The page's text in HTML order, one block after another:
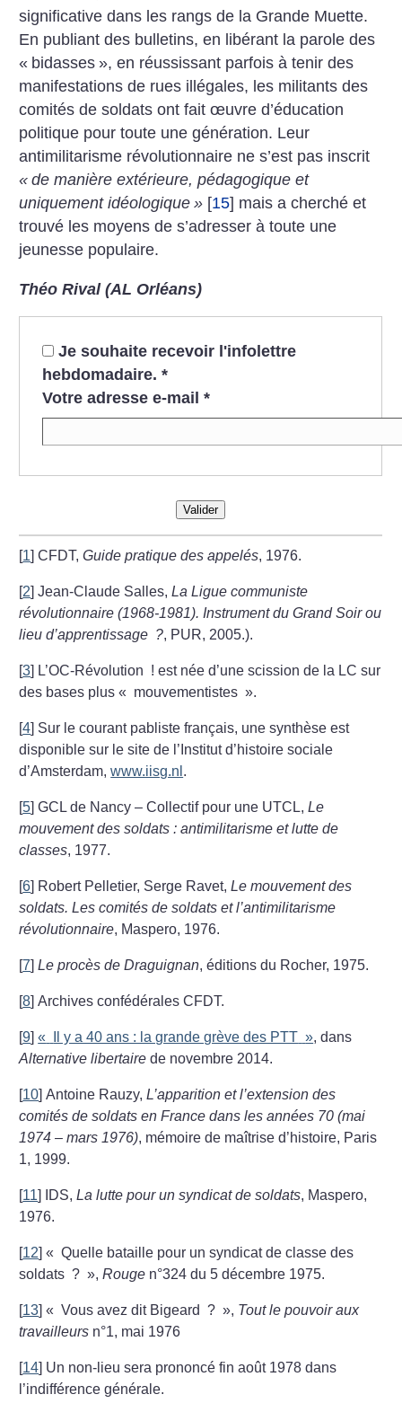
significative dans les rangs de la Grande Muette.
En publiant des bulletins, en libérant la parole des
« bidasses », en réussissant parfois à tenir des
manifestations de rues illégales, les militants des
comités de soldats ont fait œuvre d’éducation
politique pour toute une génération. Leur
antimilitarisme révolutionnaire ne s’est pas inscrit
« de manière extérieure, pédagogique et
uniquement idéologique » [15] mais a cherché et
trouvé les moyens de s’adresser à toute une
jeunesse populaire.
Théo Rival (AL Orléans)
Je souhaite recevoir l'infolettre
hebdomadaire. *
Votre adresse e-mail *
Valider
[1]CFDT,Guide pratique des appelés, 1976.
[2]Jean-Claude Salles,La Ligue communiste
révolutionnaire (1968-1981). Instrument du Grand Soir ou
lieu d’apprentissage ?, PUR, 2005.).
[3] L’OC-Révolution ! est née d’une scission de la LC sur
des bases plus « mouvementistes ».
[4] Sur le courant pabliste français, une synthèse est
disponible sur le site de l’Institut d’histoire sociale
d’Amsterdam,www.iisg.nl .
[5]GCL de Nancy – Collectif pour une UTCL,Le
mouvement des soldats : antimilitarisme et lutte de
classes, 1977.
[6] Robert Pelletier, Serge Ravet,Le mouvement des
soldats. Les comités de soldats et l’antimilitarisme
révolutionnaire, Maspero, 1976.
[7]Le procès de Draguignan, éditions du Rocher, 1975.
[8]Archives confédérales CFDT.
[9]« Il y a 40 ans : la grande grève des PTT », dans
Alternative libertaire de novembre 2014.
[10]Antoine Rauzy, L’apparition et l’extension des
comités de soldats en France dans les années 70 (mai
1974 – mars 1976), mémoire de maîtrise d’histoire, Paris
1, 1999.
[11] IDS,La lutte pour un syndicat de soldats, Maspero,
1976.
[12]« Quelle bataille pour un syndicat de classe des
soldats ? »,Rouge n°324 du 5 décembre 1975.
[13]« Vous avez dit Bigeard ? », Tout le pouvoir aux
travailleurs n°1, mai 1976
[14] Un non-lieu sera prononcé fin août 1978 dans
l’indifférence générale.